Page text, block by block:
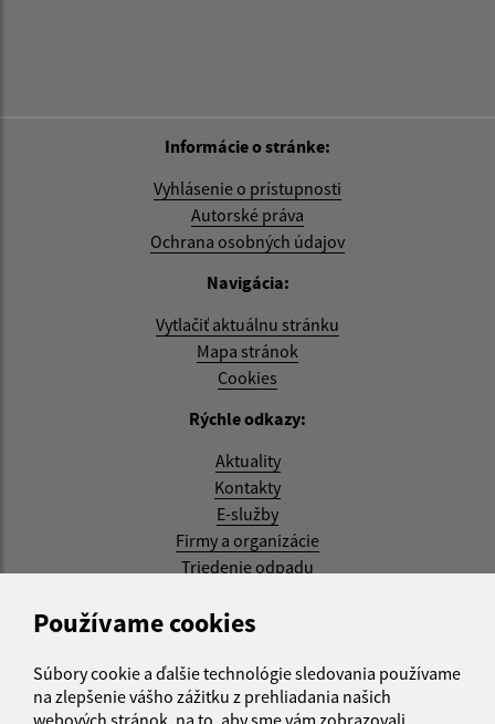
Používame cookies
Súbory cookie a ďalšie technológie sledovania používame
na zlepšenie vášho zážitku z prehliadania našich
webových stránok, na to, aby sme vám zobrazovali
Informácie o stránke:
Vyhlásenie o prístupnosti
Autorské práva
Ochrana osobných údajov
Navigácia:
Vytlačiť aktuálnu stránku
Mapa stránok
Cookies
Rýchle odkazy:
Aktuality
Kontakty
E-služby
Firmy a organizácie
Triedenie odpadu
Aktualizované:
RSS